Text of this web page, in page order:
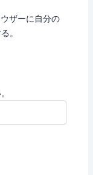
ザーに自分の
。